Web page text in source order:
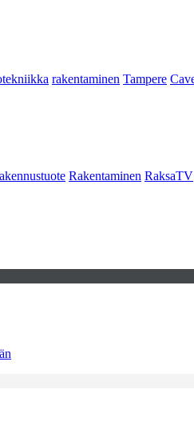
rakentaminen Tampere
Rakentaminen RaksaTV